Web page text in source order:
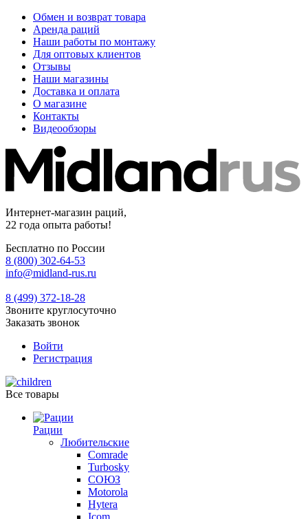
Обмен и возврат товара
Аренда раций
Наши работы по монтажу
Для оптовых клиентов
Отзывы
Наши магазины
Доставка и оплата
О магазине
Контакты
Видеообзоры
Интернет-магазин раций,
22 года опыта работы!
Бесплатно по России
8 (800) 302-64-53
info@midland-rus.ru
8 (499) 372-18-28
Звоните круглосуточно
Заказать звонок
Войти
Регистрация
Все товары
Рации
Любительские
Comrade
Turbosky
СОЮЗ
Motorola
Hytera